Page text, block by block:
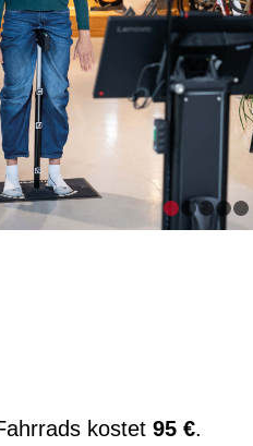
kostet 95 €.